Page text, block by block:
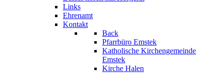
Links
Ehrenamt
Kontakt
Back
Pfarrbüro Emstek
Katholische Kirchengemeinde
Emstek
Kirche Halen